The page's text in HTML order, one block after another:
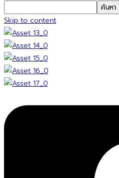
ค้นหา
Skip to content